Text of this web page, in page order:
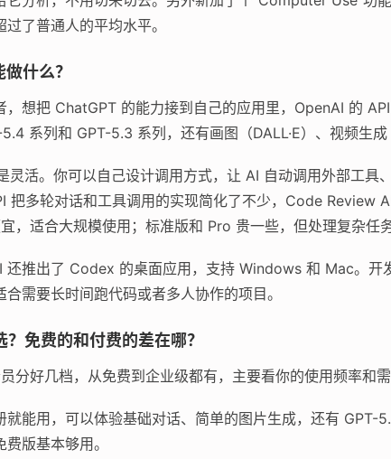
了普通人的平均水平。
什么？
，想把 ChatGPT 的能力接到自己的应用里，OpenAI 的
系列和 GPT-5.3 系列，还有画图（DALL·E）、视频生成
灵活。你可以自己设计调用方式，让 AI 自动调用外部工
把多轮对话和工具调用的实现简化了不少，Code Review
，适合大规模使用；标准版和 Pro 贵一些，但处理复杂任务
还推出了 Codex 的桌面应用，支持 Windows 和 Mac。开
合需要长时间跑代码或者多人协作的项目。
？免费的和付费的差在哪？
分好几档，从免费到企业级都有，主要看你的使用频率和需
能用，可以体验基础对话、简单的图片生成，还有 GPT-
版基本够用。